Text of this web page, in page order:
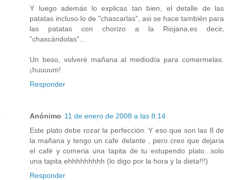
Y luego además lo explicas tan bien, el detalle de las
patatas incluso lo de "chascarlas", asi se hace también para
las patatas con chorizo a la Riojana,es decir,
"chascándolas"...
Un beso, volveré mañana al mediodía para comermelas.
¡huuuum!
Responder
Anónimo 11 de enero de 2008 a las 8:14
Este plato debe rozar la perfección. Y eso que son las 8 de
la mañana y tengo un cafe delante , pero creo que dejaria
el café y comeria una tapita de tu estupendo plato...solo
una tapita ehhhhhhhhh (lo digo por la hora y la dieta!!!)
Responder